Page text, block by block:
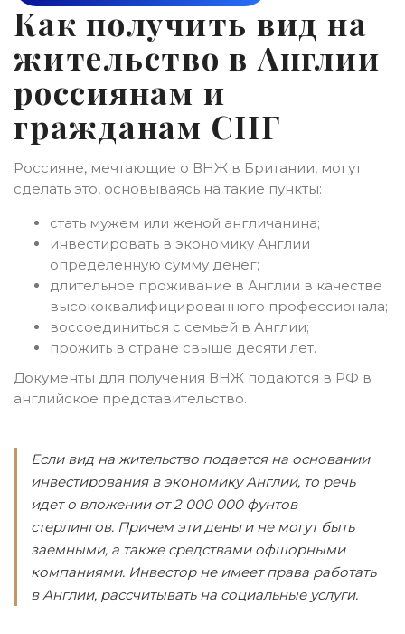
Как получить вид на
жительство в Англии
россиянам и
гражданам СНГ
Россияне, мечтающие о ВНЖ в Британии, могут
сделать это, основываясь на такие пункты:
стать мужем или женой англичанина;
инвестировать в экономику Англии
определенную сумму денег;
длительное проживание в Англии в качестве
высококвалифицированного профессионала;
воссоединиться с семьей в Англии;
прожить в стране свыше десяти лет.
Документы для получения ВНЖ подаются в РФ в
английское представительство.
Если вид на жительство подается на основании
инвестирования в экономику Англии, то речь
идет о вложении от 2 000 000 фунтов
стерлингов. Причем эти деньги не могут быть
заемными, а также средствами офшорными
компаниями. Инвестор не имеет права работать
в Англии, рассчитывать на социальные услуги.